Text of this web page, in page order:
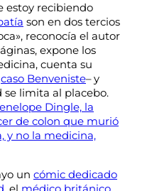
estoy recibiendo
son en dos tercios
reconocía el autor
expone los
cuenta su
caso Benveniste– y
se limita al placebo.
Dingle, la
de colon que murió
y no la medicina,
un cómic dedicado